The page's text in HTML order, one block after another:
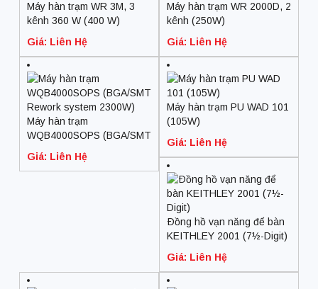
Máy hàn trạm WR 3M, 3
kênh 360 W (400 W)
Giá: Liên Hệ
Máy hàn trạm WR 2000D, 2
kênh (250W)
Giá: Liên Hệ
Máy hàn trạm
WQB4000SOPS (BGA/SMT
Giá: Liên Hệ
Máy hàn trạm PU WAD 101
(105W)
Giá: Liên Hệ
Ðồng hồ vạn năng để bàn
KEITHLEY 2001 (7½-Digit)
Giá: Liên Hệ